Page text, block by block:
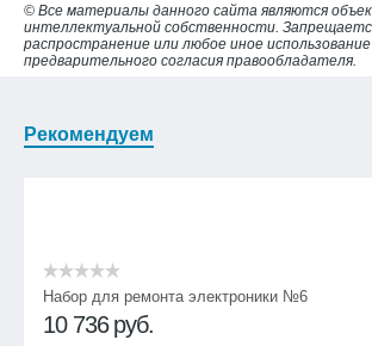
© Все материалы данного сайта являются
интеллектуальной собственности.
распространение или любое иное
предварительного согласия правообладателя.
Рекомендуем
Набор для ремонта электроники №6
10 736 руб.